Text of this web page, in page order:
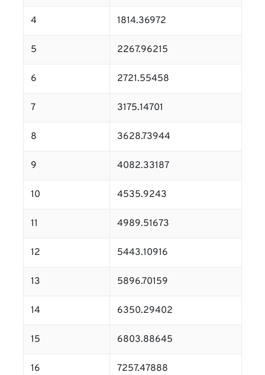
4 1814.36972
5 2267.96215
6 2721.55458
7 3175.14701
8 3628.73944
9 4082.33187
10 4535.9243
11 4989.51673
12 5443.10916
13 5896.70159
14 6350.29402
15 6803.88645
16 7257.47888